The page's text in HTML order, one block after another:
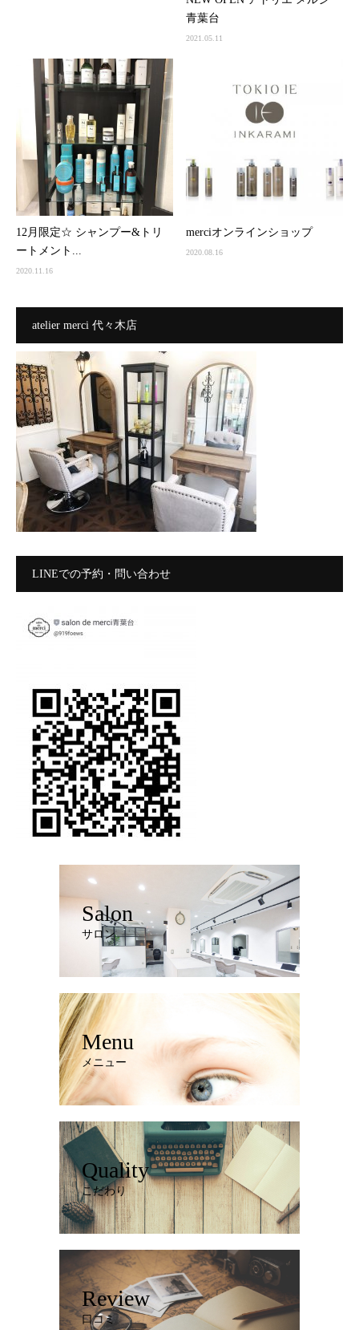
青葉台
2021.05.11
12月限定☆ シャンプー&トリ
ートメント...
2020.11.16
merciオンラインショップ
2020.08.16
atelier merci 代々木店
LINEでの予約・問い合わせ
Salon
サロン
Menu
メニュー
Quality
こだわり
Review
口コミ